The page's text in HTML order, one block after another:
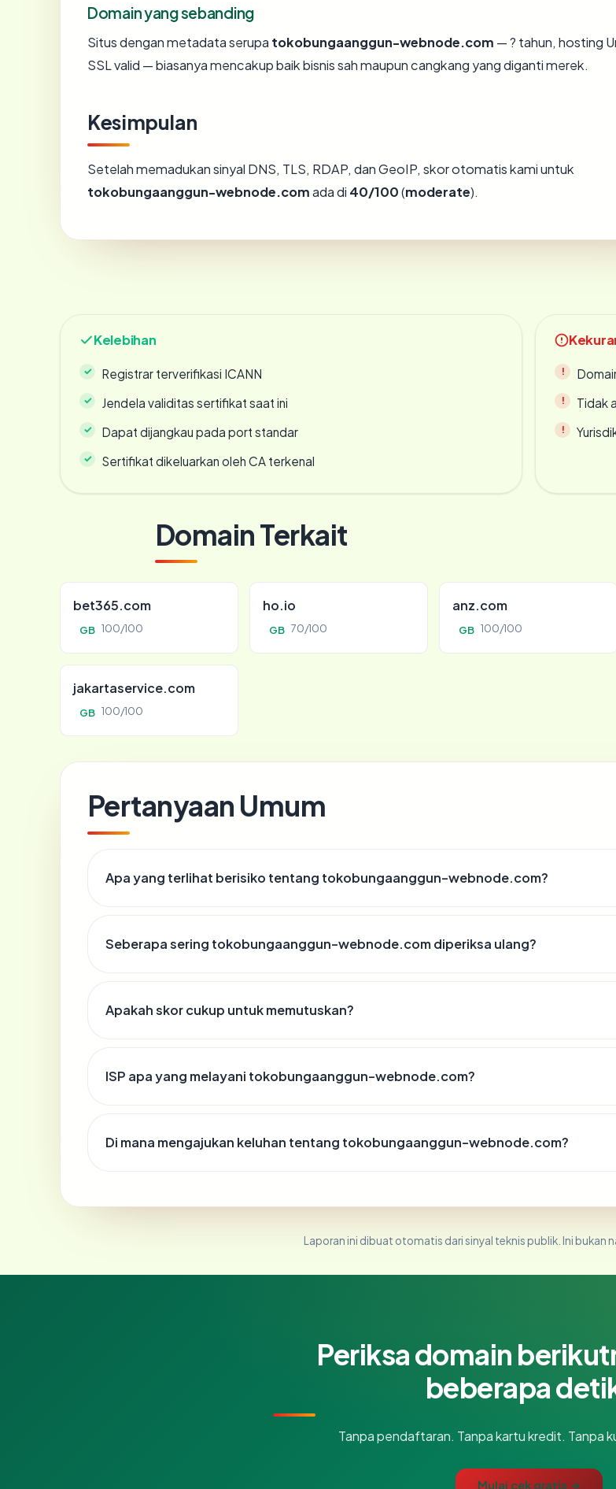
Domain yang sebanding
Situs dengan metadata serupa tokobungaanggun-webnode.com — ? tahun, hosting
SSL valid — biasanya mencakup baik bisnis sah maupun cangkang yang diganti merek.
Kesimpulan
Setelah memadukan sinyal DNS, TLS, RDAP, dan GeoIP, skor otomatis kami untuk
tokobungaanggun-webnode.comada di 40/100(moderate).
Kelebihan
Registrar terverifikasi ICANN
Jendela validitas sertifikat saat ini
Dapat dijangkau pada port standar
Sertifikat dikeluarkan oleh CA terkenal
Tidak
Domain Terkait
bet365.com
GB 100/100
ho.io
GB 70/100
anz.com
GB 100/100
jakartaservice.com
GB 100/100
Pertanyaan Umum
Apa yang terlihat berisiko tentang tokobungaanggun-webnode.com?
Seberapa sering tokobungaanggun-webnode.com diperiksa ulang?
Apakah skor cukup untuk memutuskan?
ISP apa yang melayani tokobungaanggun-webnode.com?
Di mana mengajukan keluhan tentang tokobungaanggun-webnode.com?
Laporan ini dibuat otomatis dari sinyal teknis publik. Ini bukan
Periksa domain
beberapa
Tanpa pendaftaran. Tanpa kartu kredit. Tanpa
Mulai cek gratis →